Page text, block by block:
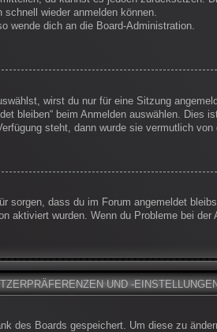
wieder anmelden können.
wende dich an die Board-Administration.
wirst du nur für eine Sitzung
bleiben“ beim Anmelden auswählen. Dies
steht, dann wurde sie vermutlich von
sorgen, dass du im Forum angemeldet
aktiviert wurden. Wenn du Probleme bei
UND -
des Boards gespeichert. Um diese zu